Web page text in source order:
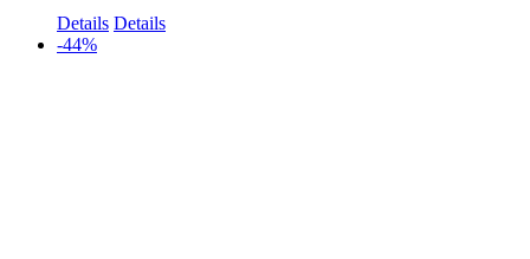
Details Details
-44%